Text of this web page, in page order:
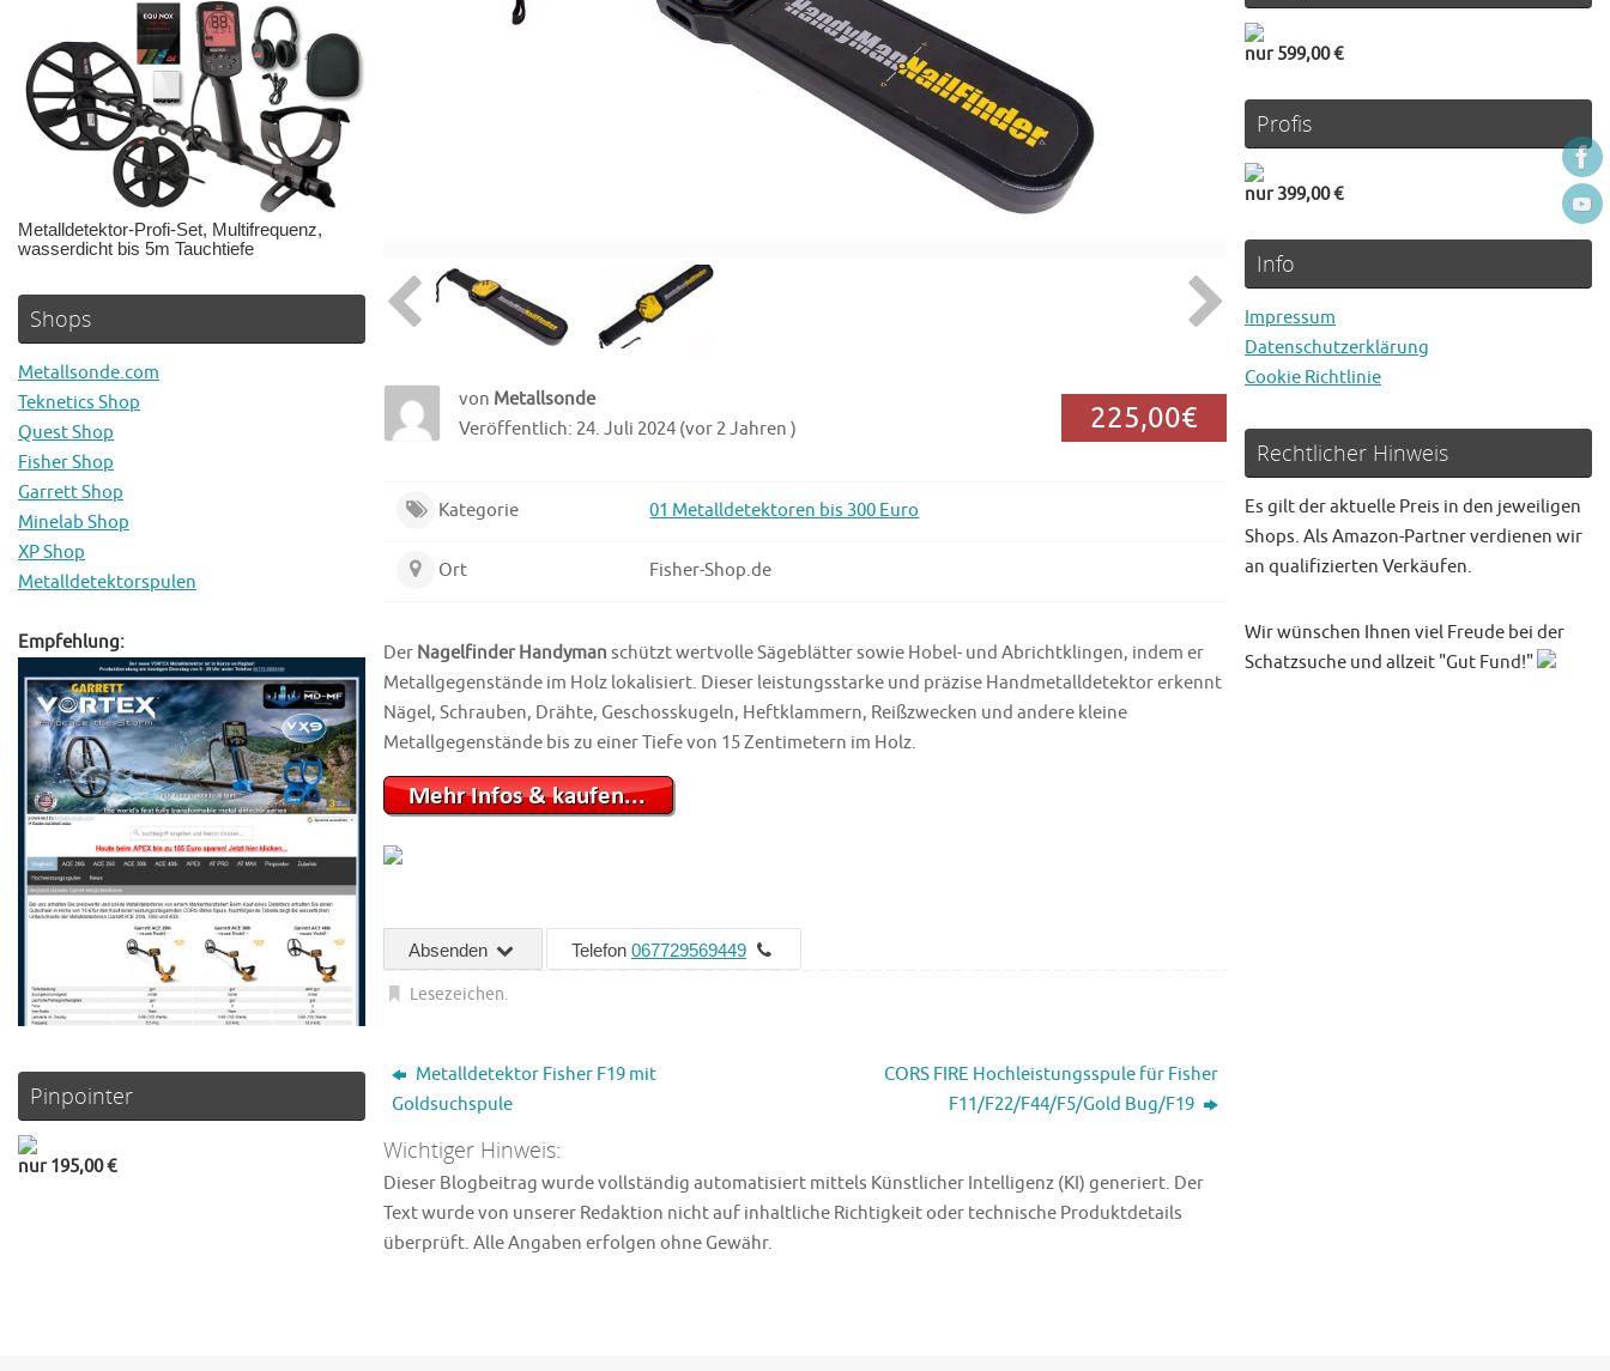
von Metallsonde
Veröffentlich: 24. Juli 2024 (vor 2 Jahren )
225,00€
Kategorie 01 Metalldetektoren bis 300 Euro
Ort Fisher-Shop.de
Der Nagelfinder Handyman schützt wertvolle Sägeblätter sowie Hobel- und Abrichtklingen, indem er
Metallgegenstände im Holz lokalisiert. Dieser leistungsstarke und präzise Handmetalldetektor erkennt
Nägel, Schrauben, Drähte, Geschosskugeln, Heftklammern, Reißzwecken und andere kleine
Metallgegenstände bis zu einer Tiefe von 15 Zentimetern im Holz.
Absenden Telefon 067729569449
Lesezeichen.
Metalldetektor Fisher F19 mit
Goldsuchspule
CORS FIRE Hochleistungsspule für Fisher
F11/F22/F44/F5/Gold Bug/F19
Wichtiger Hinweis:
Dieser Blogbeitrag wurde vollständig automatisiert mittels Künstlicher Intelligenz (KI) generiert. Der
Text wurde von unserer Redaktion nicht auf inhaltliche Richtigkeit oder technische Produktdetails
überprüft. Alle Angaben erfolgen ohne Gewähr.
Metalldetektor-Profi-Set, Multifrequenz,
wasserdicht bis 5m Tauchtiefe
Shops
Metallsonde.com
Teknetics Shop
Quest Shop
Fisher Shop
Garrett Shop
Minelab Shop
XP Shop
Metalldetektorspulen
Empfehlung:
Pinpointer
nur 195,00 €
nur 599,00 €
Profis
nur 399,00 €
Info
Impressum
Datenschutzerklärung
Cookie Richtlinie
Rechtlicher Hinweis
Es gilt der aktuelle Preis in den jeweiligen
Shops. Als Amazon-Partner verdienen wir
an qualifizierten Verkäufen.
Wir wünschen Ihnen viel Freude bei der
Schatzsuche und allzeit "Gut Fund!"